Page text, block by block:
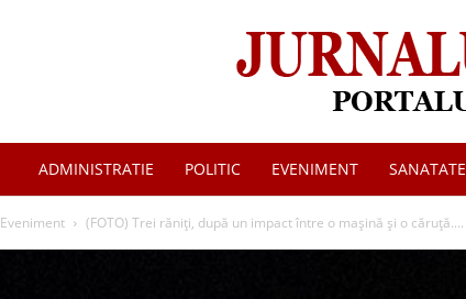
ADMINISTRATIE POLITIC EVENIMENT SANATATE
Eveniment (FOTO) Trei răniți, după un impact între o mașină și o căruță....